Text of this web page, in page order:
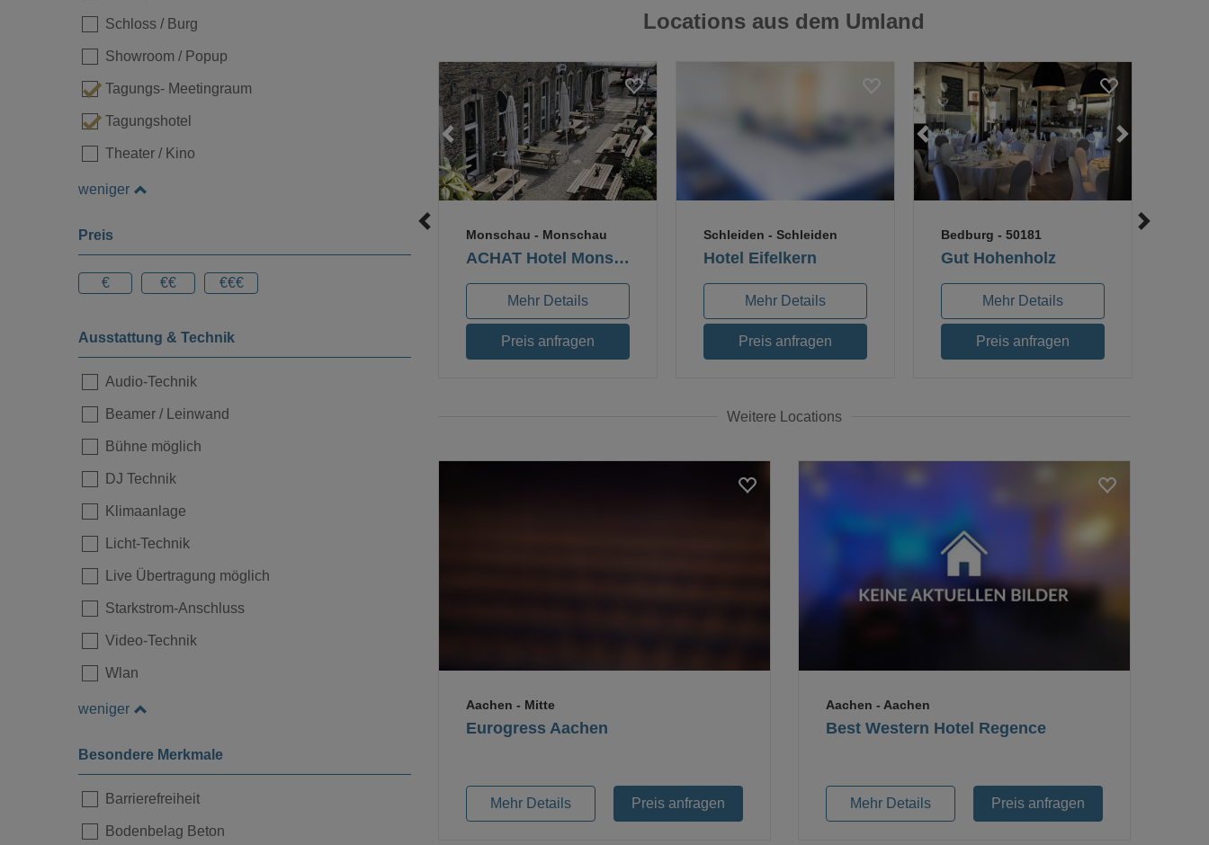
Schloss / Burg
Showroom / Popup
Tagungs- Meetingraum
Tagungshotel
Theater / Kino
weniger
Preis
€ €€ €€€
Ausstattung & Technik
Audio-Technik
Beamer / Leinwand
Bühne möglich
DJ Technik
Klimaanlage
Licht-Technik
Live Übertragung möglich
Starkstrom-Anschluss
Video-Technik
Wlan
weniger
Besondere Merkmale
Barrierefreiheit
Bodenbelag Beton
Locations aus dem Umland
Loading... Loading...
ACHAT Hotel Monschau
Monschau - Monschau
Mehr Details
Preis anfragen
Hotel Eifelkern
Schleiden - Schleiden
Mehr Details
Preis anfragen
Loading...
Gut Hohenholz
Bedburg - 50181
Mehr Details
Preis anfragen
Weitere Locations
Eurogress Aachen
Aachen - Mitte
Mehr Details Preis anfragen
Loading...
Best Western Hotel Regence
Aachen - Aachen
Mehr Details Preis anfragen